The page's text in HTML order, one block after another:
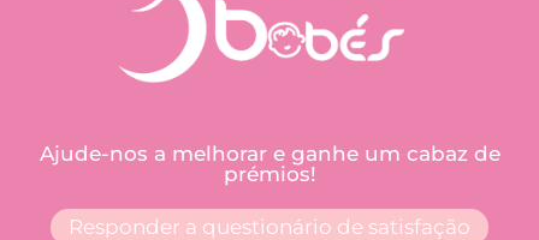
Ajude-nos a melhorar e ganhe um cabaz de
prémios!
Responder a questionário de satisfação